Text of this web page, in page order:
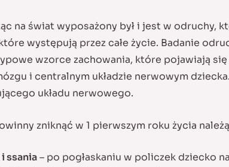
na świat wyposażony był i jest w
występują przez całe życie. Badanie
wzorce zachowania, które pojawiają
i centralnym układzie nerwowym
układu nerwowego.
zniknąć w 1 pierwszym roku życia
ssania– po pogłaskaniu w policzek dziecko